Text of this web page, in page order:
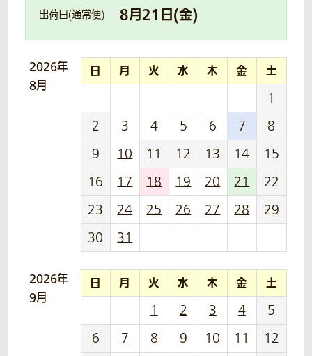
出荷日(通常便) 8月21 日(金)
2026年
8月
日 月 火 水 木 金 土
1
2
3 4 5 6 7
8
9
10 11 12 13 14
15
16
17 18 19 20 21
22
23
24 25 26 27 28
29
30
31
2026年
9月
日 月 火 水 木 金 土
1 2 3 4
5
6
7 8 9 10 11
12